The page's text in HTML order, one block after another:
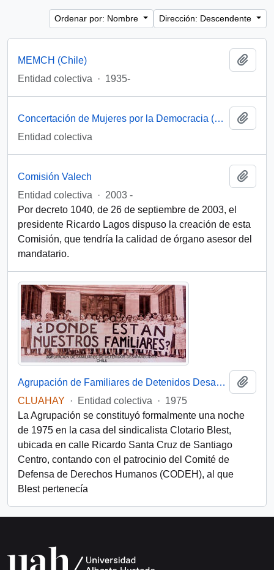
Ordenar por: Nombre Dirección: Descendente
MEMCH (Chile)
Entidad colectiva
· 1935-
Concertación de Mujeres por la Democracia (Santiago, Chile)
Entidad colectiva
Comisión Valech
Entidad colectiva
· 2003 -
Por decreto 1040, de 26 de septiembre de 2003, el
presidente Ricardo Lagos dispuso la creación de esta
Comisión, que tendría la calidad de órgano asesor del
mandatario.
Agrupación de Familiares de Detenidos Desaparecidos (Chile)
CLUAHAY
· Entidad colectiva · 1975
La Agrupación se constituyó formalmente una noche
de 1975 en la casa del sindicalista Clotario Blest,
ubicada en calle Ricardo Santa Cruz de Santiago
Centro, contando con el patrocinio del Comité de
Defensa de Derechos Humanos (CODEH), al que
Blest pertenecía